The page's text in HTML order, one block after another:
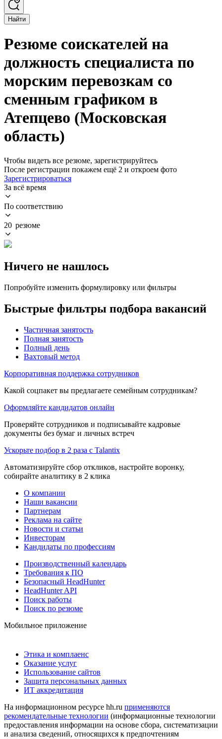
Найти
Резюме соискателей на
должность специалиста по
морским перевозкам со
сменным графиком в
Атепцево (Московская
область)
Чтобы видеть все резюме, зарегистрируйтесь
После регистрации покажем ещё 2 и откроем фото
Зарегистрироваться
За всё время
По соответствию
20 резюме
Ничего не нашлось
Попробуйте изменить формулировку или фильтры
Быстрые фильтры подбора вакансий
Частичная занятость
Полная занятость
Полный день
Вахтовый метод
Корпоративная поддержка сотрудников
Какой соцпакет вы предлагаете семейным сотрудникам?
Оформляйте кандидатов онлайн
Проверяйте сотрудников и подписывайте кадровые
документы без бумаг и личных встреч
Ускорьте подбор в 2 раза с Talantix
Автоматизируйте сбор откликов, настройте воронку,
собирайте аналитику в 2 клика
О компании
Наши вакансии
Партнерам
Реклама на сайте
Новости и статьи
Инвесторам
Кандидаты по профессиям
Производственный календарь
Требования к ПО
Безопасный HeadHunter
HeadHunter API
Поиск работы
Поиск по резюме
Мобильное приложение
Этика и комплаенс
Оказание услуг
Использование сайтов
Защита персональных данных
ИТ аккредитация
На информационном ресурсе hh.ru применяются
рекомендательные технологии (информационные технологии
предоставления информации на основе сбора, систематизации
и анализа сведений, относящихся к предпочтениям